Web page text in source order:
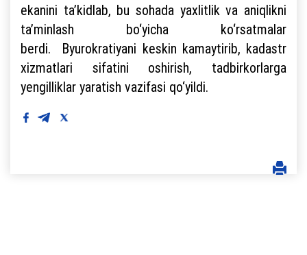
ekanini ta’kidlab, bu sohada yaxlitlik va aniqlikni
ta’minlash bo‘yicha ko‘rsatmalar
berdi. Byurokratiyani keskin kamaytirib, kadastr
xizmatlari sifatini oshirish, tadbirkorlarga
yengilliklar yaratish vazifasi qo‘yildi.